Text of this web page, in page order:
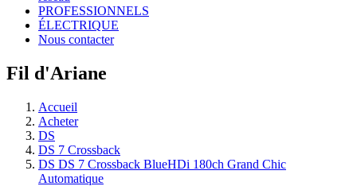
PROFESSIONNELS
ÉLECTRIQUE
Nous contacter
Fil d'Ariane
Accueil
Acheter
DS
DS 7 Crossback
DS DS 7 Crossback BlueHDi 180ch Grand Chic
Automatique